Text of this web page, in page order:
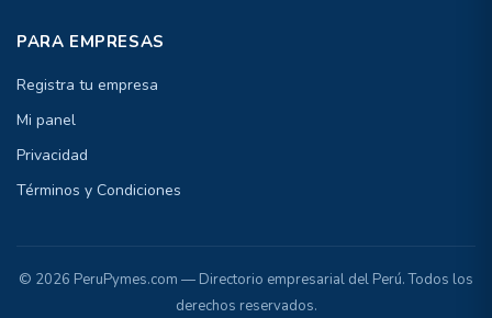
PARA EMPRESAS
Registra tu empresa
Mi panel
Privacidad
Términos y Condiciones
© 2026 PeruPymes.com — Directorio empresarial del Perú. Todos los
derechos reservados.